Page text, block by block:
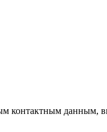
контактным данным,